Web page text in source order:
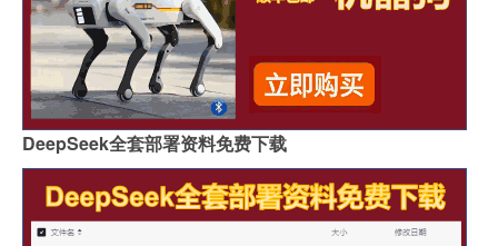
DeepSeek全套部署资料免费下载